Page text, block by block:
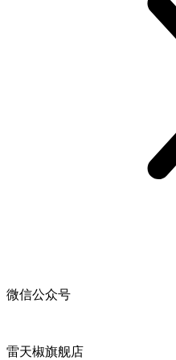
微信公众号
雷天椒旗舰店